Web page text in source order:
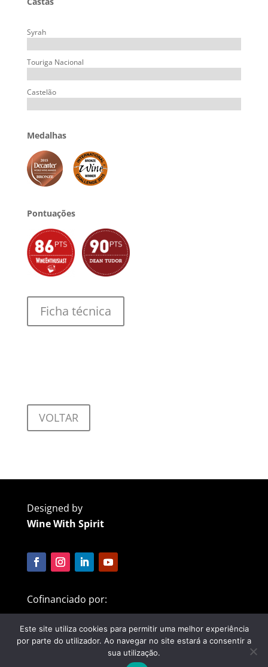
Syrah
Touriga Nacional
Castelão
Medalhas
Pontuações
Ficha técnica
VOLTAR
Designed by
Wine With Spirit
Cofinanciado por:
Este site utiliza cookies para permitir uma melhor experiência
por parte do utilizador. Ao navegar no site estará a consentir a
sua utilização.